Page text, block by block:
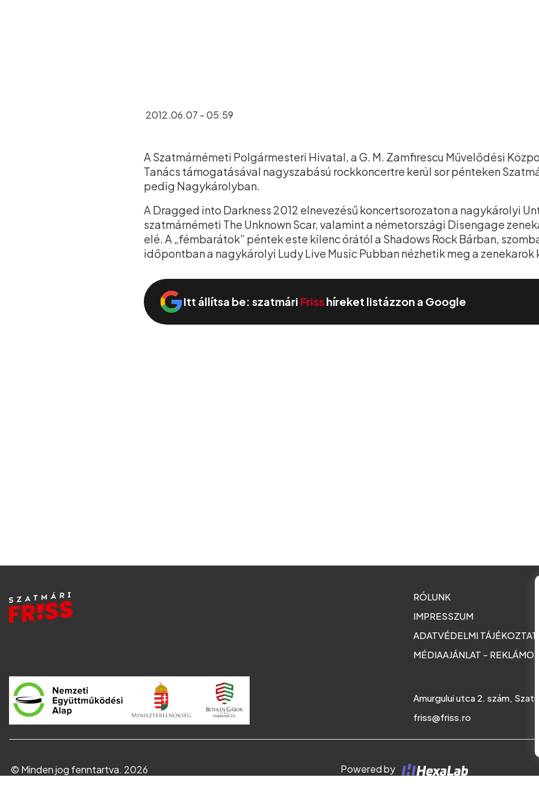
2012.06.07 - 05:59
A Szatmárnémeti Polgármesteri Hivatal, a G. M. Zamfirescu Művelődési
Tanács támogatásával nagyszabású rockkoncertre kerül sor pénteken
pedig Nagykárolyban.
A Dragged into Darkness 2012 elnevezésű koncertsorozaton a nagykárolyi
szatmárnémeti The Unknown Scar, valamint a németországi Disengage
elé. A „fémbarátok” péntek este kilenc órától a Shadows Rock Bárban,
időpontban a nagykárolyi Ludy Live Music Pubban nézhetik meg a
Itt állítsa be: szatmári Frisshíreket listázzon a Google
RÓLUNK
IMPRESSZUM
ADATVÉDELMI
MÉDIAAJÁNLAT -
Amurgului utca 2. szám,
friss@friss.ro
© Minden jog fenntartva. 2026 Powered by